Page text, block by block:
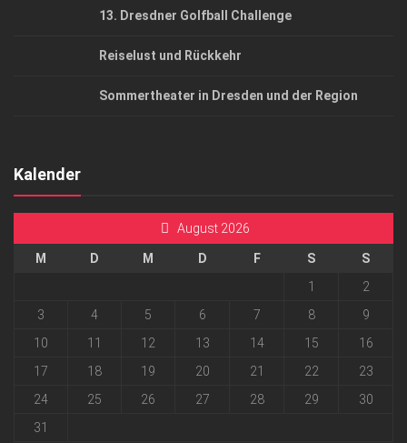
13. Dresdner Golfball Challenge
Reiselust und Rückkehr
Sommertheater in Dresden und der Region
Kalender
August 2026
M D M D F S
S
1
2
3
4 5 6 7 8
9
10
11 12 13 14 15
16
17
18 19 20 21 22
23
24
25 26 27 28 29
30
31